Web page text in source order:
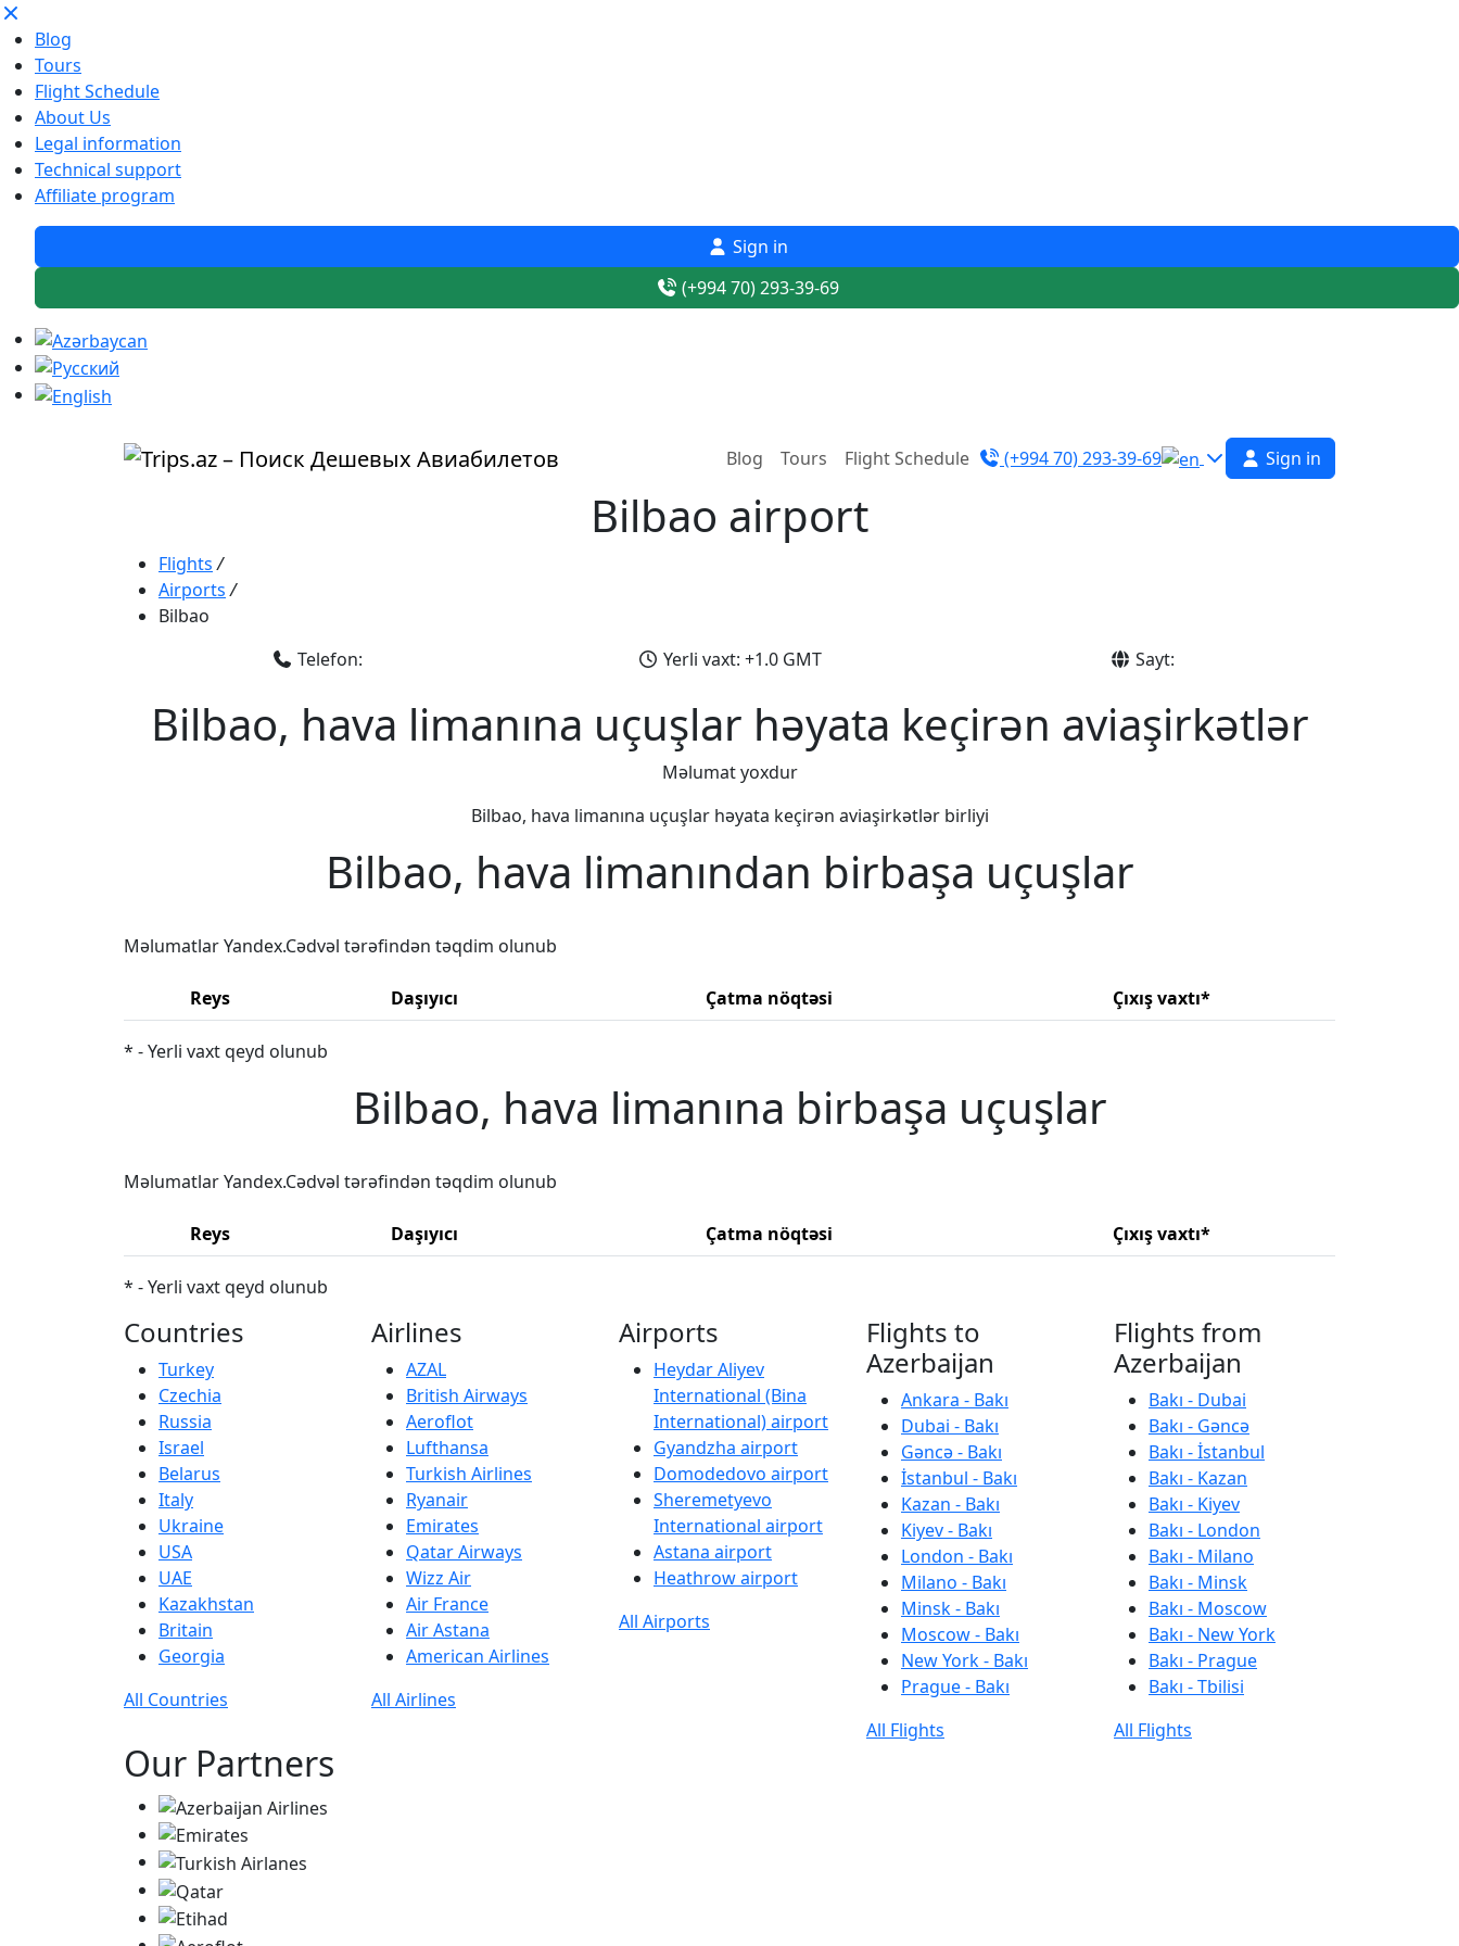
Blog
Tours
Flight Schedule
About Us
Legal information
Technical support
Affiliate program
Sign in
(+994 70) 293-39-69
Blog Tours Flight Schedule (+994 70) 293-39-69 Sign in
Bilbao airport
Flights /
Airports /
Bilbao
Telefon:
Yerli vaxt: +1.0 GMT Sayt:
Bilbao, hava limanına uçuşlar həyata keçirən aviaşirkətlər
Məlumat yoxdur
Bilbao, hava limanına uçuşlar həyata keçirən aviaşirkətlər birliyi
Bilbao, hava limanından birbaşa uçuşlar
Məlumatlar Yandex.Cədvəl tərəfindən təqdim olunub
Reys Daşıyıcı Çatma nöqtəsi Çıxış vaxtı*
* - Yerli vaxt qeyd olunub
Bilbao, hava limanına birbaşa uçuşlar
Məlumatlar Yandex.Cədvəl tərəfindən təqdim olunub
Reys Daşıyıcı Çatma nöqtəsi Çıxış vaxtı*
* - Yerli vaxt qeyd olunub
Countries
Turkey
Czechia
Russia
Israel
Belarus
Italy
Ukraine
USA
UAE
Kazakhstan
Britain
Georgia
All Countries
Airlines
AZAL
British Airways
Aeroflot
Lufthansa
Turkish Airlines
Ryanair
Emirates
Qatar Airways
Wizz Air
Air France
Air Astana
American Airlines
All Airlines
Airports
Heydar Aliyev
International (Bina
International) airport
Gyandzha airport
Domodedovo airport
Sheremetyevo
International airport
Astana airport
Heathrow airport
All Airports
Flights to
Azerbaijan
Ankara - Bakı
Dubai - Bakı
Gəncə - Bakı
İstanbul - Bakı
Kazan - Bakı
Kiyev - Bakı
London - Bakı
Milano - Bakı
Minsk - Bakı
Moscow - Bakı
New York - Bakı
Prague - Bakı
All Flights
Flights from
Azerbaijan
Bakı - Dubai
Bakı - Gəncə
Bakı - İstanbul
Bakı - Kazan
Bakı - Kiyev
Bakı - London
Bakı - Milano
Bakı - Minsk
Bakı - Moscow
Bakı - New York
Bakı - Prague
Bakı - Tbilisi
All Flights
Our Partners